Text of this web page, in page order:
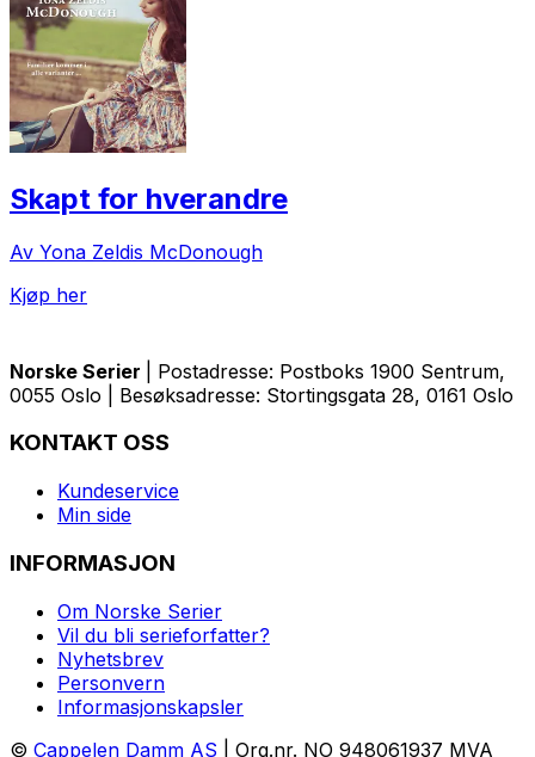
Skapt for hverandre
Av Yona Zeldis McDonough
Kjøp her
Norske Serier
| Postadresse: Postboks 1900 Sentrum,
0055 Oslo | Besøksadresse: Stortingsgata 28, 0161 Oslo
KONTAKT OSS
Kundeservice
Min side
INFORMASJON
Om Norske Serier
Vil du bli serieforfatter?
Nyhetsbrev
Personvern
Informasjonskapsler
© Cappelen Damm AS | Org.nr. NO 948061937 MVA